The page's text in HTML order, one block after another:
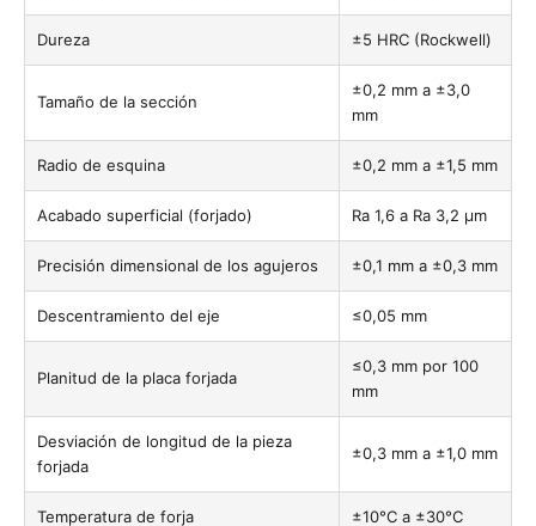
Dureza ±5 HRC (Rockwell)
Tamaño de la sección
±0,2 mm a ±3,0
mm
Radio de esquina ±0,2 mm a ±1,5 mm
Acabado superficial (forjado) Ra 1,6 a Ra 3,2 µm
Precisión dimensional de los agujeros ±0,1 mm a ±0,3 mm
Descentramiento del eje ≤0,05 mm
Planitud de la placa forjada
≤0,3 mm por 100
mm
Desviación de longitud de la pieza
forjada
±0,3 mm a ±1,0 mm
Temperatura de forja ±10°C a ±30°C